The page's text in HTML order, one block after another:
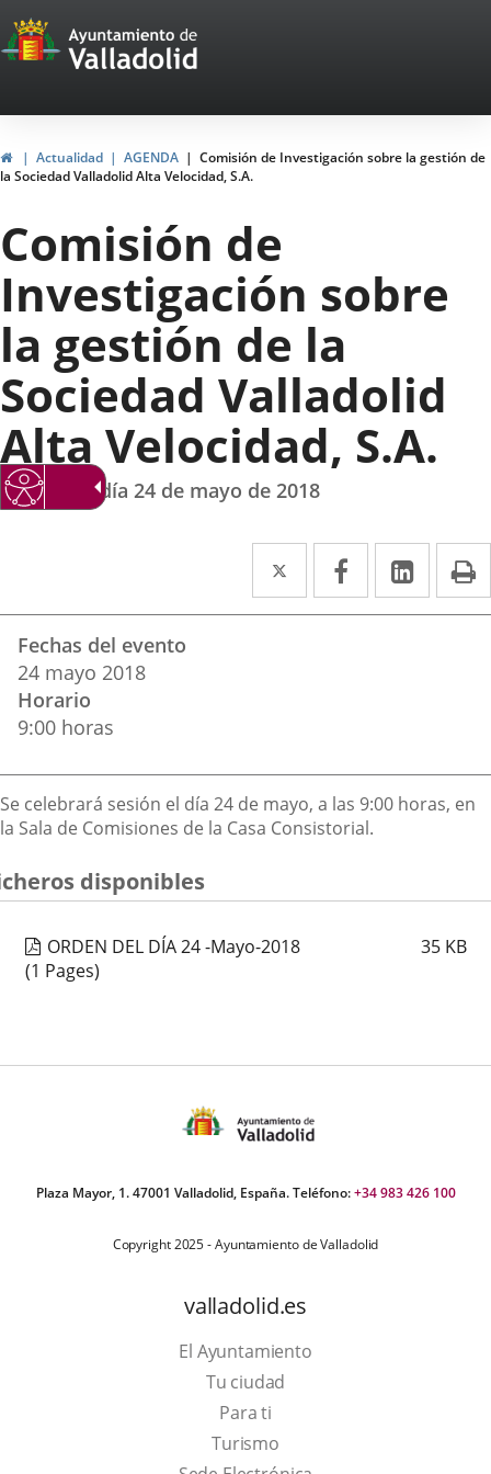
Portal
Web
del
Ayuntamiento
de
Valladolid
InicioActualidad AGENDA
Comisión de Investigación sobre la gestión de
la Sociedad Valladolid Alta Velocidad, S.A.
Comisión de
Investigación sobre
la gestión de la
Sociedad Valladolid
Alta Velocidad, S.A.
sesión del día 24 de mayo de 2018
Twitter
Enlace
a
Facebook
Enlace
a
Enlace
a
del
evento
Fechas del evento
24 mayo 2018
Horario
9:00 horas
Descripción
Se celebrará sesión el día 24 de mayo, a las 9:00 horas, en
la Sala de Comisiones de la Casa Consistorial.
disponibles
ORDEN DEL DÍA 24 -Mayo-2018 35 KB
(1 Pages)
Plaza Mayor, 1. 47001 Valladolid, España. Teléfono:+34 983 426 100
Copyright 2025 - Ayuntamiento de Valladolid
valladolid.es
El Ayuntamiento
Tu ciudad
Para ti
TurismoEste